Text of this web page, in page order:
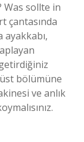
Was sollte in
çantasında
ayakkabı,
bölümüne
ve anlık